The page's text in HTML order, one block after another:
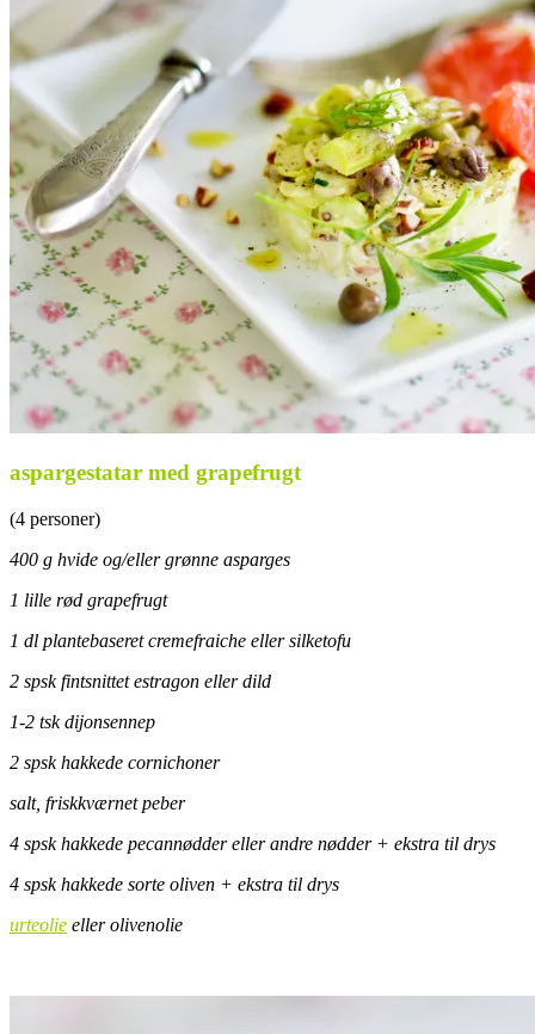
aspargestatar med grapefrugt
(4 personer)
400 g hvide og/eller grønne asparges
1 lille rød grapefrugt
1 dl plantebaseret cremefraiche eller silketofu
2 spsk fintsnittet estragon eller dild
1-2 tsk dijonsennep
2 spsk hakkede cornichoner
salt, friskkværnet peber
4 spsk hakkede pecannødder eller andre nødder + ekstra til drys
4 spsk hakkede sorte oliven + ekstra til drys
urteolie eller olivenolie